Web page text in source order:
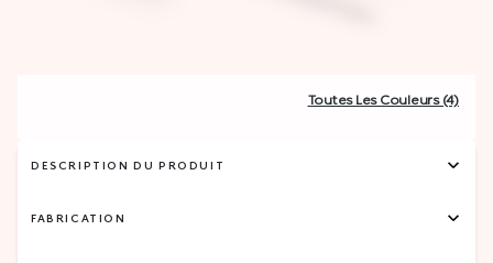
Toutes Les Couleurs (4)
DESCRIPTION DU PRODUIT
FABRICATION